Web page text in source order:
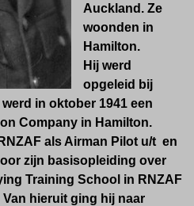
Auckland. Ze
woonden in
Hamilton.
Hij werd
opgeleid bij
in oktober 1941 een
Company in Hamilton.
als Airman Pilot u/t en
zijn basisopleiding over
Training School in RNZAF
hieruit ging hij naar